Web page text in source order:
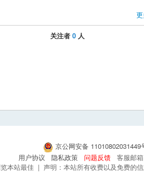
关注者 0 人
京公网安备
用户协议
隐私政策 问题反馈
客服邮
本站最佳 | 声明：本站所有收费以及免费的